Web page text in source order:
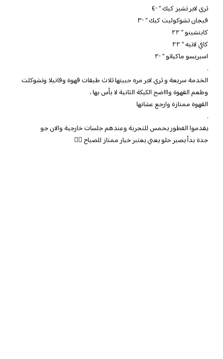
ثري لاير تشيز كيك ” ٤٠
فيجان تشوكوليت كيك ” ٣٠
كابتشينو ” ٢٢
كافي لاتيه ” ٢٢
اسبريسو ماكياتو ” ٢٠
.
الخدمة سريعة و ثري لاير مره حبيتها ثلاث طبقات قهوة وفانيلا وتشوكلت
وطعم القهوة واااضح الكيكة الثانية لا بأس بها ،
القهوة ممتازة وارجع عشانها
.
يقدموا الفطور يحمس للتجربة وعندهم جلسات خارجية والان جو
جدة بدأ يصير حلو يعني يعتبر خيار ممتاز للصباح 👌🏻